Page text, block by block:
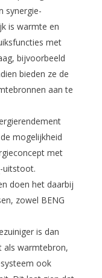
synergie-
is warmte en
met
bijvoorbeeld
bieden ze de
aan te
mogelijkheid
met
-uitstoot.
doen het daarbij
zowel BENG
is dan
als warmtebron,
ook